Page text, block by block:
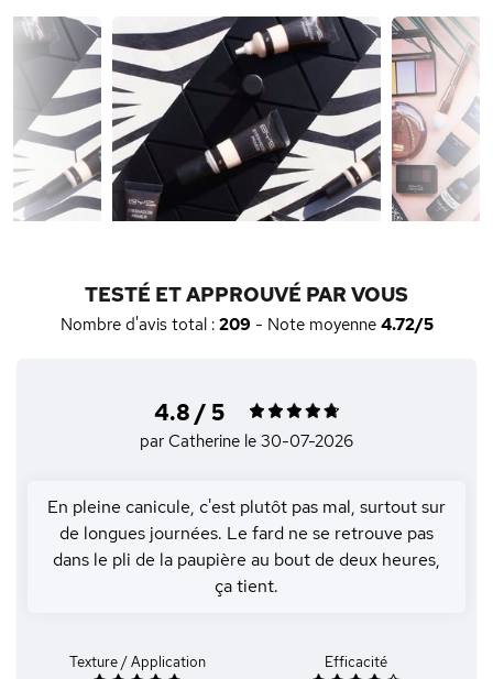
TESTÉ ET APPROUVÉ PAR VOUS
Nombre d'avis total : 209 - Note moyenne 4.72/5
4.8 / 5
par Catherine le 30-07-2026
En pleine canicule, c'est plutôt pas mal, surtout sur
de longues journées. Le fard ne se retrouve pas
dans le pli de la paupière au bout de deux heures,
ça tient.
Texture / Application Efficacité